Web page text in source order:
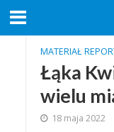
MATERIAŁ
Łąka
wielu
18 maja 2022